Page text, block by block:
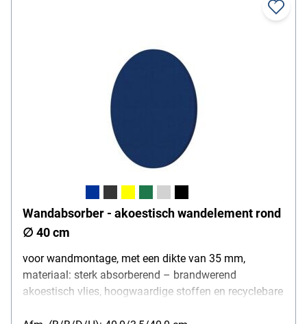
Wandabsorber - akoestisch wandelement rond
∅ 40 cm
voor wandmontage, met een dikte van 35 mm,
materiaal: sterk absorberend – brandwerend
akoestisch vlies, hoogwaardige stoffen en recyclebare